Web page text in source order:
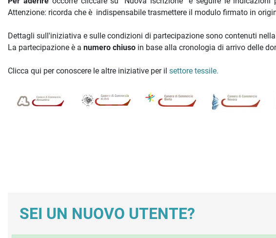
Attenzione: ricorda che è indispensabile trasmettere il modulo firmato in
Dettagli sull'iniziativa e sulle condizioni di partecipazione sono contenuti nella
La partecipazione è a numero chiuso in base alla cronologia di arrivo delle
Clicca qui per conoscere le altre iniziative per il settore tessile.
SEI UN NUOVO UTENTE?